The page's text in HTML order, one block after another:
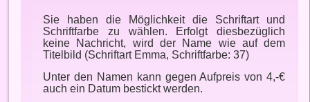
Sie haben die Möglichkeit die Schriftart und
Schriftfarbe zu wählen. Erfolgt diesbezüglich
keine Nachricht, wird der Name wie auf dem
Titelbild (Schriftart Emma, Schriftfarbe: 37)
Unter den Namen kann gegen Aufpreis von 4,-€
auch ein Datum bestickt werden.